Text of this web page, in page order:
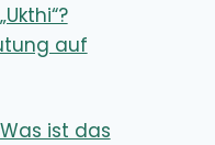
„Ukthi“?
auf
Was ist das